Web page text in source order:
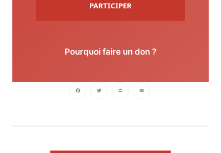
PARTICIPER
Pourquoi faire un don ?